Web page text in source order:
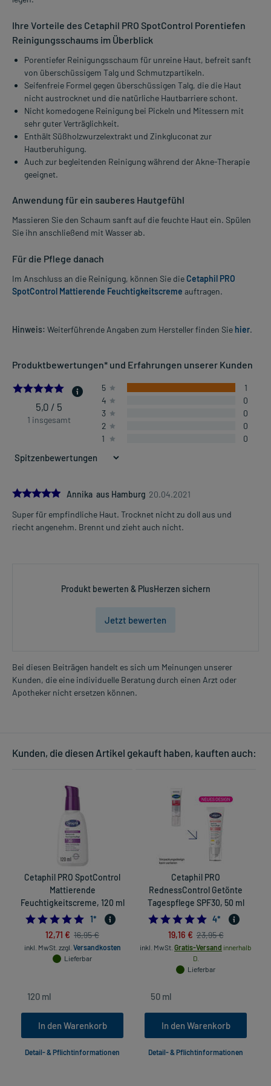
Ihre Vorteile des Cetaphil PRO SpotControl Porentiefen
Reinigungsschaums im Überblick
Porentiefer Reinigungsschaum für unreine Haut, befreit sanft
von überschüssigem Talg und Schmutzpartikeln.
Seifenfreie Formel gegen überschüssigen Talg, die die Haut
nicht austrocknet und die natürliche Hautbarriere schont.
Nicht komedogene Reinigung bei Pickeln und Mitessern mit
sehr guter Verträglichkeit.
Enthält Süßholzwurzelextrakt und Zinkgluconat zur
Hautberuhigung.
Auch zur begleitenden Reinigung während der Akne-Therapie
geeignet.
Anwendung für ein sauberes Hautgefühl
Massieren Sie den Schaum sanft auf die feuchte Haut ein. Spülen
Sie ihn anschließend mit Wasser ab.
Für die Pflege danach
Im Anschluss an die Reinigung, können Sie dieCetaphil PRO
SpotControl Mattierende Feuchtigkeitscreme auftragen.
Hinweis: Weiterführende Angaben zum Hersteller finden Sie hier.
Produktbewertungen* und Erfahrungen unserer Kunden
5.0
5,0 / 5
1 insgesamt
5
1
4
0
3
0
2
0
1
0
5.0Annika aus Hamburg 20.04.2021
Super für empfindliche Haut. Trocknet nicht zu doll aus und
riecht angenehm. Brennt und zieht auch nicht.
Produkt bewerten & PlusHerzen sichern
Jetzt bewerten
Bei diesen Beiträgen handelt es sich um Meinungen unserer
Kunden, die eine individuelle Beratung durch einen Arzt oder
Apotheker nicht ersetzen können.
Kunden, die diesen Artikel gekauft haben, kauften auch:
Cetaphil PRO SpotControl
Mattierende
Feuchtigkeitscreme, 120 ml
5.0
1*
12,71 € 16,95 €
inkl. MwSt. zzgl. Versandkosten
Lieferbar
In den Warenkorb
Detail- & Pflichtinformationen
Cetaphil PRO
RednessControl Getönte
Tagespflege SPF30, 50 ml
5.0
4*
19,16 € 23,95 €
inkl. MwSt. Gratis-Versand innerhalb
D.
Lieferbar
In den Warenkorb
Detail- & Pflichtinformationen